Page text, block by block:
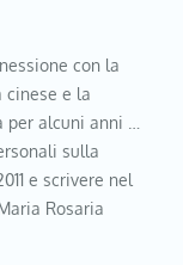
con la
cinese e la
alcuni anni …
sulla
e scrivere nel
Rosaria